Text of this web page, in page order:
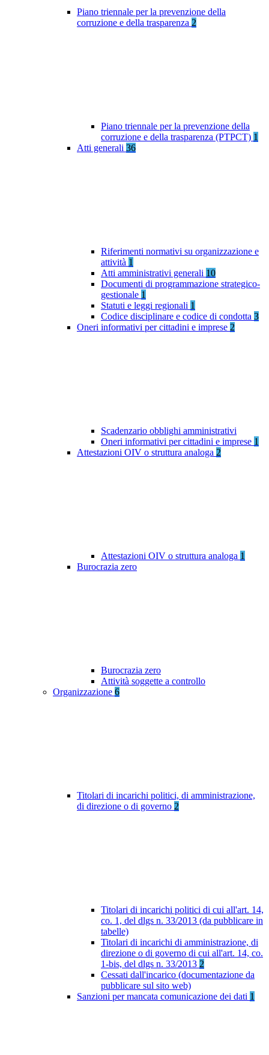
Piano triennale per la prevenzione della
corruzione e della trasparenza 2
Piano triennale per la prevenzione della
corruzione e della trasparenza (PTPCT) 1
Atti generali 36
Riferimenti normativi su organizzazione e
attività 1
Atti amministrativi generali 10
Documenti di programmazione strategico-
gestionale 1
Statuti e leggi regionali 1
Codice disciplinare e codice di condotta 3
Oneri informativi per cittadini e imprese 2
Scadenzario obblighi amministrativi
Oneri informativi per cittadini e imprese 1
Attestazioni OIV o struttura analoga 2
Attestazioni OIV o struttura analoga 1
Burocrazia zero
Burocrazia zero
Attività soggette a controllo
Organizzazione 6
Titolari di incarichi politici, di amministrazione,
di direzione o di governo 2
Titolari di incarichi politici di cui all'art. 14,
co. 1, del dlgs n. 33/2013 (da pubblicare in
tabelle)
Titolari di incarichi di amministrazione, di
direzione o di governo di cui all'art. 14, co.
1-bis, del dlgs n. 33/2013 2
Cessati dall'incarico (documentazione da
pubblicare sul sito web)
Sanzioni per mancata comunicazione dei dati 1